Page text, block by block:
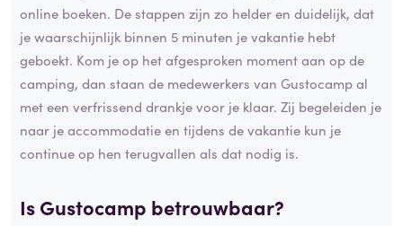
online boeken. De stappen zijn zo helder en duidelijk, dat
je waarschijnlijk binnen 5 minuten je vakantie hebt
geboekt. Kom je op het afgesproken moment aan op de
camping, dan staan de medewerkers van Gustocamp al
met een verfrissend drankje voor je klaar. Zij begeleiden je
naar je accommodatie en tijdens de vakantie kun je
continue op hen terugvallen als dat nodig is.
Is Gustocamp betrouwbaar?